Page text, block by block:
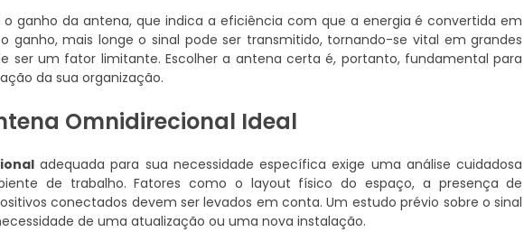
ganho da antena, que indica a eficiência com que a energia é convertida em
ganho, mais longe o sinal pode ser transmitido, tornando-se vital em grandes
ser um fator limitante. Escolher a antena certa é, portanto, fundamental para
da sua organização.
Omnidirecional Ideal
adequada para sua necessidade específica exige uma análise cuidadosa
de trabalho. Fatores como o layout físico do espaço, a presença de
conectados devem ser levados em conta. Um estudo prévio sobre o sinal
de uma atualização ou uma nova instalação.